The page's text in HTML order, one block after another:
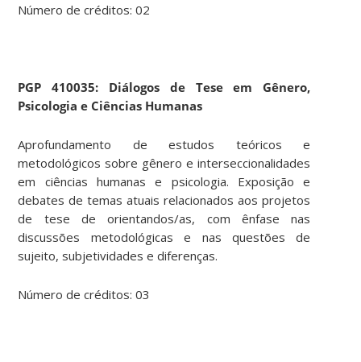
Número de créditos: 02
PGP 410035: Diálogos de Tese em Gênero,
Psicologia e Ciências Humanas
Aprofundamento de estudos teóricos e
metodológicos sobre gênero e interseccionalidades
em ciências humanas e psicologia. Exposição e
debates de temas atuais relacionados aos projetos
de tese de orientandos/as, com ênfase nas
discussões metodológicas e nas questões de
sujeito, subjetividades e diferenças.
Número de créditos: 03